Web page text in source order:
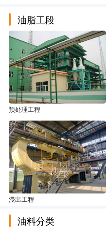
油脂工段
预处理工程
浸出工程
油料分类